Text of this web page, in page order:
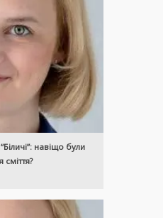
навіщо були